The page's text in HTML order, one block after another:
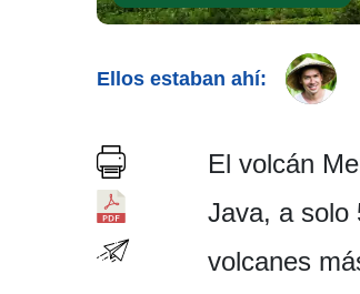
Ellos estaban ahí:
El volcán
Java, a solo
volcanes